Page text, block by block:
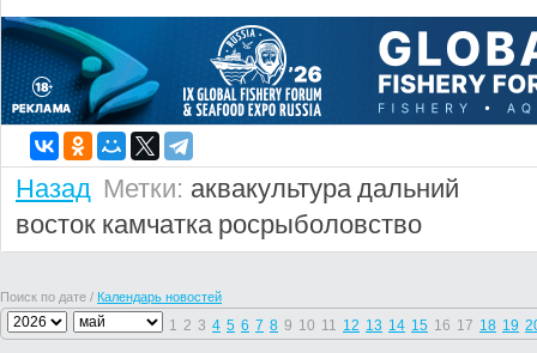
Назад Метки: аквакультура дальний
восток камчатка росрыболовство
Поиск по дате / Календарь новостей
1 2 3 4 5 6 7 8 9 10 11 12 13 14 15 16 17 18 19